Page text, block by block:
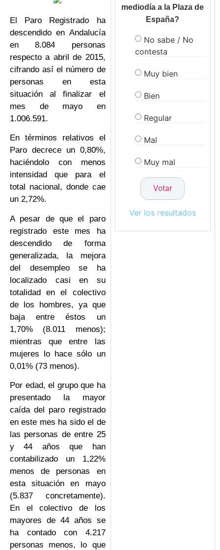
El Paro Registrado ha
descendido en Andalucía
en 8.084 personas
respecto a abril de 2015,
cifrando así el número de
personas en esta
situación al finalizar el
mes de mayo en
1.006.591.
En términos relativos el
Paro decrece un 0,80%,
haciéndolo con menos
intensidad que para el
total nacional, donde cae
un 2,72%.
A pesar de que el paro
registrado este mes ha
descendido de forma
generalizada, la mejora
del desempleo se ha
localizado casi en su
totalidad en el colectivo
de los hombres, ya que
baja entre éstos un
1,70% (8.011 menos);
mientras que entre las
mujeres lo hace sólo un
0,01% (73 menos).
Por edad, el grupo que ha
presentado la mayor
caída del paro registrado
en este mes ha sido el de
las personas de entre 25
y 44 años que han
contabilizado un 1,22%
menos de personas en
esta situación en mayo
(5.837 concretamente).
En el colectivo de los
mayores de 44 años se
ha contado con 4.217
personas menos, lo que
mediodía a la Plaza de
España?
No sabe / No
contesta
Muy bien
Bien
Regular
Mal
Muy mal
Ver los resultados